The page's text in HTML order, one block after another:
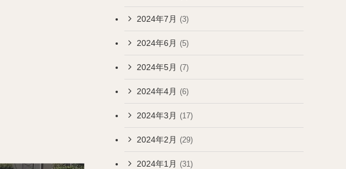
2024年7月 (3)
2024年6月 (5)
2024年5月 (7)
2024年4月 (6)
2024年3月 (17)
2024年2月 (29)
2024年1月 (31)